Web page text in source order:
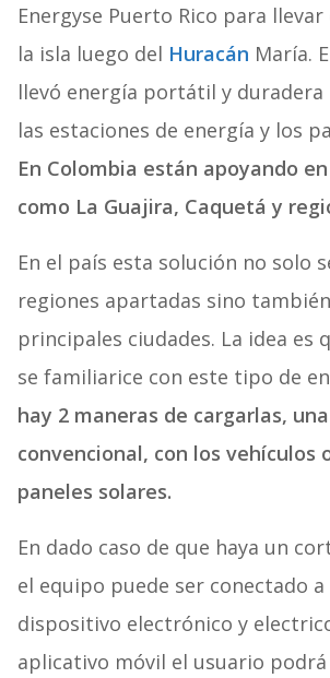
Energyse Puerto Rico para
la isla luego del Huracán María.
llevó energía portátil y duradera
las estaciones de energía y los
En Colombia están apoyando
como La Guajira, Caquetá y
En el país esta solución no solo
regiones apartadas sino
principales ciudades. La idea es
se familiarice con este tipo de
hay 2 maneras de cargarlas,
convencional, con los vehículos
paneles solares.
En dado caso de que haya un
el equipo puede ser conectado
dispositivo electrónico y
aplicativo móvil el usuario